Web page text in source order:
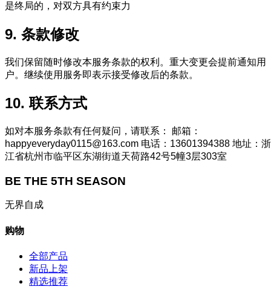
是终局的，对双方具有约束力
9. 条款修改
我们保留随时修改本服务条款的权利。重大变更会提前通知用
户。继续使用服务即表示接受修改后的条款。
10. 联系方式
如对本服务条款有任何疑问，请联系： 邮箱：
happyeveryday0115@163.com 电话：13601394388 地址：浙
江省杭州市临平区东湖街道天荷路42号5幢3层303室
BE THE 5TH SEASON
无界自成
购物
全部产品
新品上架
精选推荐